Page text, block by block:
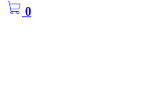
0